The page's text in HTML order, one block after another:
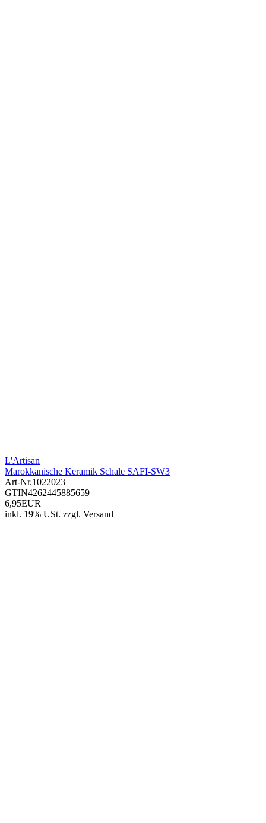
L'Artisan
Marokkanische Keramik Schale SAFI-SW3
Art-Nr.1022023
GTIN4262445885659
6,95EUR
inkl. 19% USt. zzgl. Versand